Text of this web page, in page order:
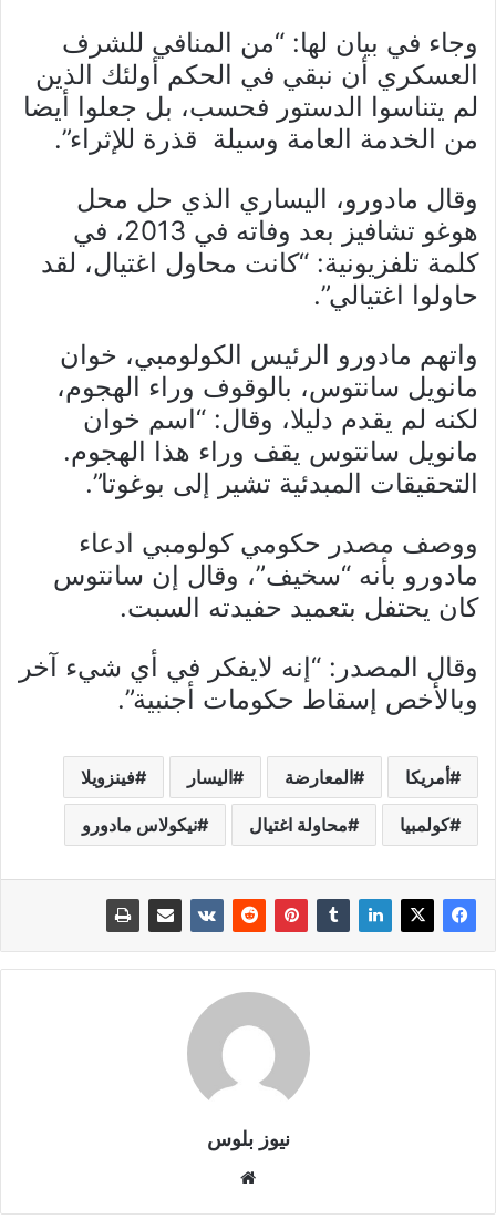
وجاء في بيان لها: “من المنافي للشرف
العسكري أن نبقي في الحكم أولئك الذين
لم يتناسوا الدستور فحسب، بل جعلوا أيضا
من الخدمة العامة وسيلة قذرة للإثراء”.
وقال مادورو، اليساري الذي حل محل
هوغو تشافيز بعد وفاته في 2013، في
كلمة تلفزيونية: “كانت محاول اغتيال، لقد
حاولوا اغتيالي”.
واتهم مادورو الرئيس الكولومبي، خوان
مانويل سانتوس، بالوقوف وراء الهجوم،
لكنه لم يقدم دليلا، وقال: “اسم خوان
مانويل سانتوس يقف وراء هذا الهجوم.
التحقيقات المبدئية تشير إلى بوغوتا”.
ووصف مصدر حكومي كولومبي ادعاء
مادورو بأنه “سخيف”، وقال إن سانتوس
كان يحتفل بتعميد حفيدته السبت.
وقال المصدر: “إنه لايفكر في أي شيء آخر
وبالأخص إسقاط حكومات أجنبية”.
أمريكا المعارضة اليسار فينزويلا
كولمبيا محاولة اغتيال نيكولاس مادورو
نيوز بلوس